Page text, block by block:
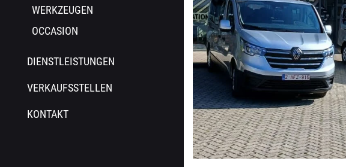
WERKZEUGEN
OCCASION
DIENSTLEISTUNGEN
VERKAUFSSTELLEN
KONTAKT